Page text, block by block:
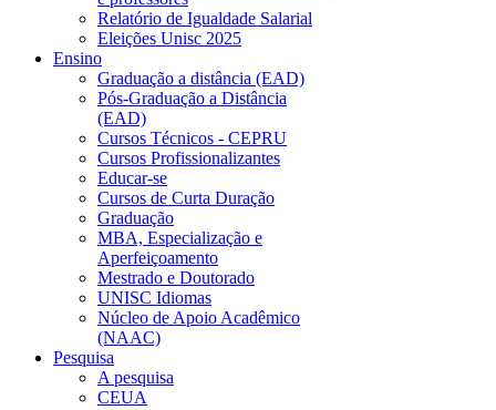
Relatório de Igualdade Salarial
Eleições Unisc 2025
Ensino
Graduação a distância (EAD)
Pós-Graduação a Distância
(EAD)
Cursos Técnicos - CEPRU
Cursos Profissionalizantes
Educar-se
Cursos de Curta Duração
Graduação
MBA, Especialização e
Aperfeiçoamento
Mestrado e Doutorado
UNISC Idiomas
Núcleo de Apoio Acadêmico
(NAAC)
Pesquisa
A pesquisa
CEUA